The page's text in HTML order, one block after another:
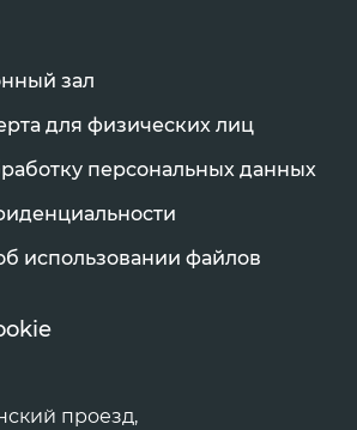
зал
для физических лиц
персональных данных
использовании файлов
проезд,